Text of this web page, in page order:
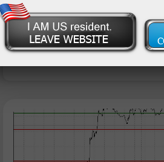
Nạp tiền gửi
Rút tiền